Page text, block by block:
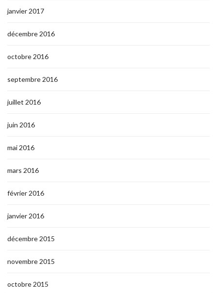
janvier 2017
décembre 2016
octobre 2016
septembre 2016
juillet 2016
juin 2016
mai 2016
mars 2016
février 2016
janvier 2016
décembre 2015
novembre 2015
octobre 2015